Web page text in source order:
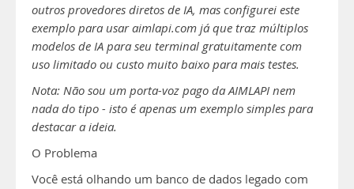
outros provedores diretos de IA, mas configurei este
exemplo para usar aimlapi.com já que traz múltiplos
modelos de IA para seu terminal gratuitamente com
uso limitado ou custo muito baixo para mais testes.
Nota: Não sou um porta-voz pago da AIMLAPI nem
nada do tipo - isto é apenas um exemplo simples para
destacar a ideia.
O Problema
Você está olhando um banco de dados legado com